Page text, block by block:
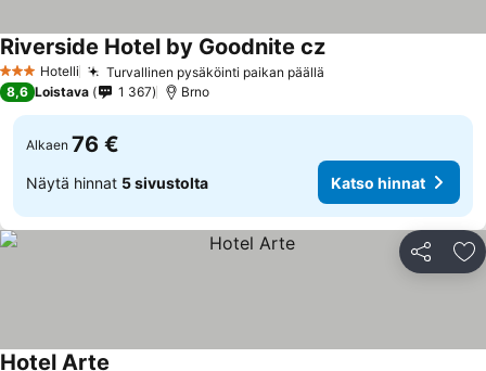
3 Tähtiluokitus
Hotelli Turvallinen pysäköinti paikan päällä
Riverside Hotel by Goodnite cz
8,6 Loistava 1 367 Brno
Alkaen 76 €
Näytä hinnat 5 sivustolta Katso hinnat
Jaa
Hotel Arte